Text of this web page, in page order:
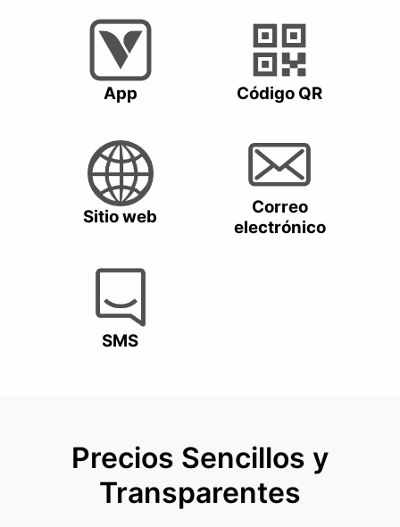
App Código QR
Sitio web
Correo
electrónico
SMS
Precios Sencillos y
Transparentes